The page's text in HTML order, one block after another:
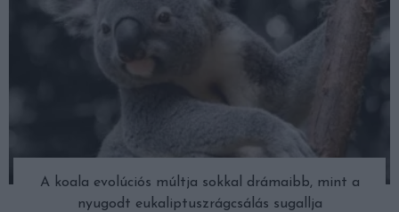
A koala evolúciós múltja sokkal drámaibb, mint a
nyugodt eukaliptuszrágcsálás sugallja